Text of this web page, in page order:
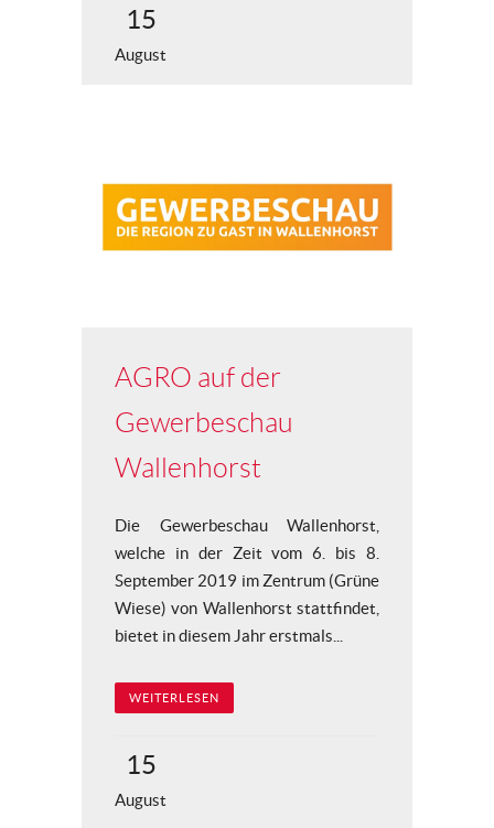
15
August
AGRO auf der
Gewerbeschau
Wallenhorst
Die Gewerbeschau Wallenhorst,
welche in der Zeit vom 6. bis 8.
September 2019 im Zentrum (Grüne
Wiese) von Wallenhorst stattfindet,
bietet in diesem Jahr erstmals...
WEITERLESEN
15
August